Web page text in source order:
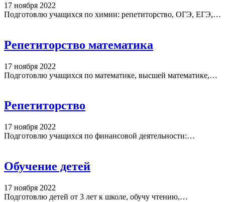
17 ноября 2022
Подготовлю учащихся по химии: репетиторство, ОГЭ, ЕГЭ,…
Репетиторство математика
17 ноября 2022
Подготовлю учащихся по математике, высшей математике,…
Репетиторство
17 ноября 2022
Подготовлю учащихся по финансовой деятельности:…
Обучение детей
17 ноября 2022
Подготовлю детей от 3 лет к школе, обучу чтению,…